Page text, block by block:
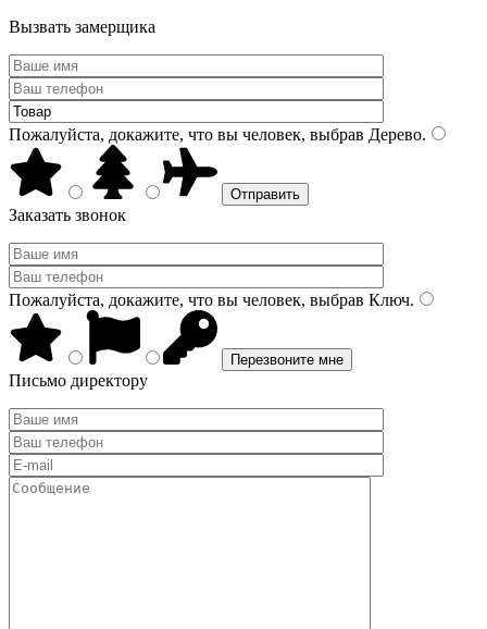
Вызвать замерщика
Пожалуйста, докажите, что вы человек, выбрав Дерево.
Заказать звонок
Пожалуйста, докажите, что вы человек, выбрав Ключ.
Письмо директору